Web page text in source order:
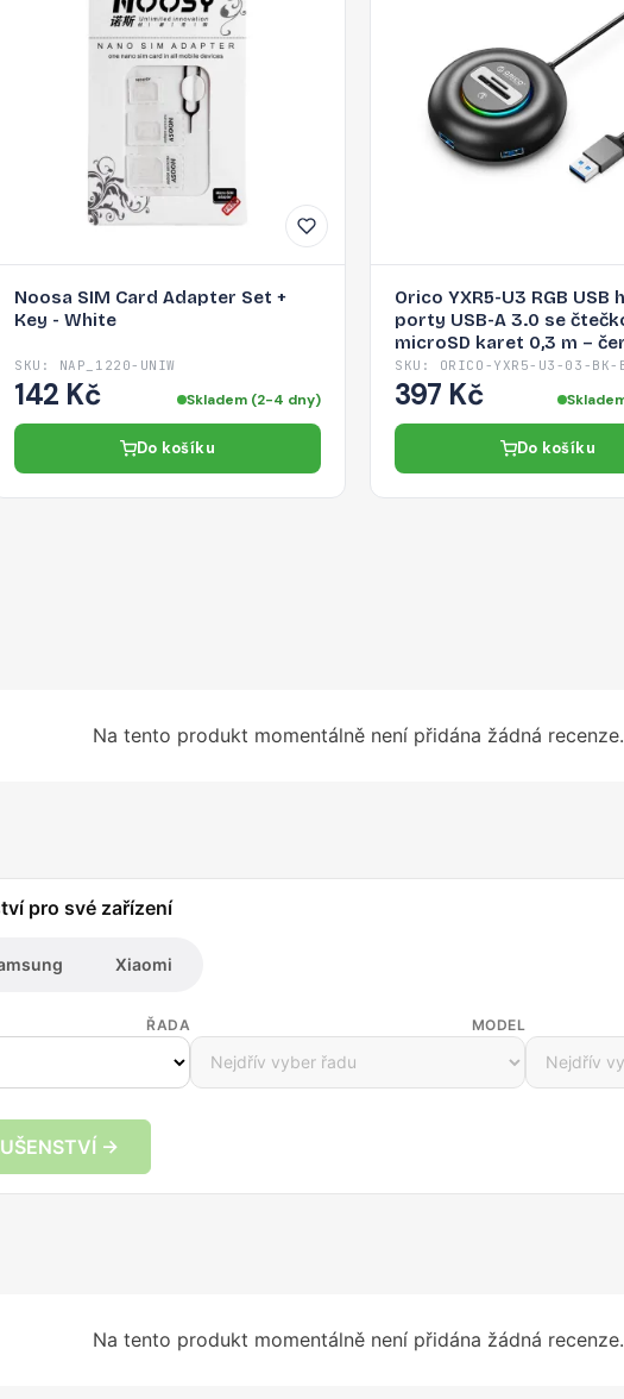
Noosa SIM Card Adapter Set +
Key - White
SKU: NAP_1220-UNIW
142 Kč Skladem (2-4 dny)
Do košíku
Orico YXR5-U3 RGB USB
porty USB-A 3.0 se
microSD karet 0,3 m –
SKU: ORICO-YXR5-U3-03-BK-
397 Kč
Do košíku
Na tento produkt momentálně není přidána žádná recenze.
pro své zařízení
Xiaomi
ŘADA MODEL
→
Na tento produkt momentálně není přidána žádná recenze.